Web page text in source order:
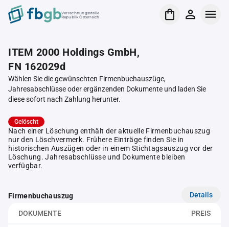
Verrechnungsstelle
Republik Österreich
ITEM 2000 Holdings GmbH,
FN 162029d
Wählen Sie die gewünschten Firmenbuchauszüge,
Jahresabschlüsse oder ergänzenden Dokumente und laden Sie
diese sofort nach Zahlung herunter.
Gelöscht
Nach einer Löschung enthält der aktuelle Firmenbuchauszug
nur den Löschvermerk. Frühere Einträge finden Sie in
historischen Auszügen oder in einem Stichtagsauszug vor der
Löschung. Jahresabschlüsse und Dokumente bleiben
verfügbar.
Firmenbuchauszug Details
DOKUMENTE PREIS